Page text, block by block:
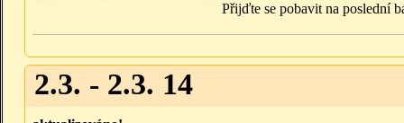
Přijďte se pobavit na poslední
2.3. - 2.3. 14